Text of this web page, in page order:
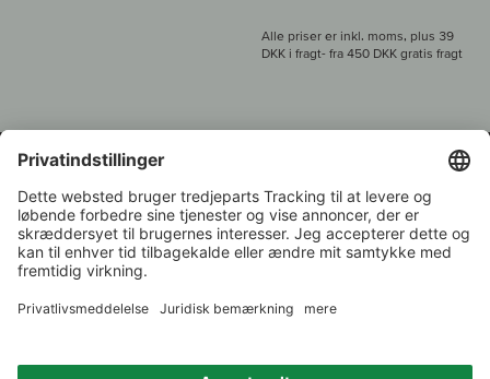
Alle priser er inkl. moms, plus 39
DKK i fragt- fra 450 DKK gratis fragt
Kundeservice:
+49 421 696 797-0
1.000 vinavlere –
Over 7.000 vine
Vinhandler